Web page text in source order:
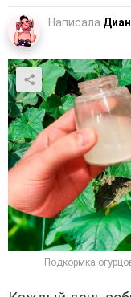
Написала
Подкормка